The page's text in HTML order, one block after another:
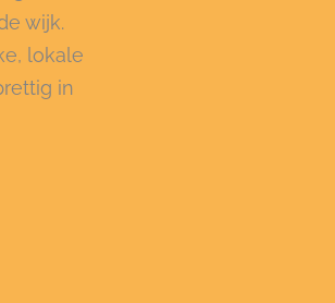
wijk.
lokale
in